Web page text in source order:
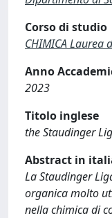
Corso di studio
CHIMICA Laurea
Anno
2023
Titolo inglese
the Staudinger
Abstract in
La Staudinger
organica molto
nella chimica di